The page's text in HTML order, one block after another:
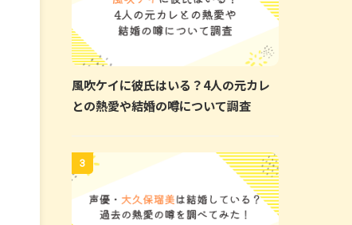
風吹ケイに彼氏はいる？4人の元カレ
との熱愛や結婚の噂について調査
3